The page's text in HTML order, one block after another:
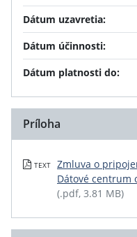
Dátum uzavretia:
Dátum účinnosti:
Dátum platnosti do:
Príloha
TEXT
Zmluva o
Dátové centrum
(.pdf, 3.81 MB)